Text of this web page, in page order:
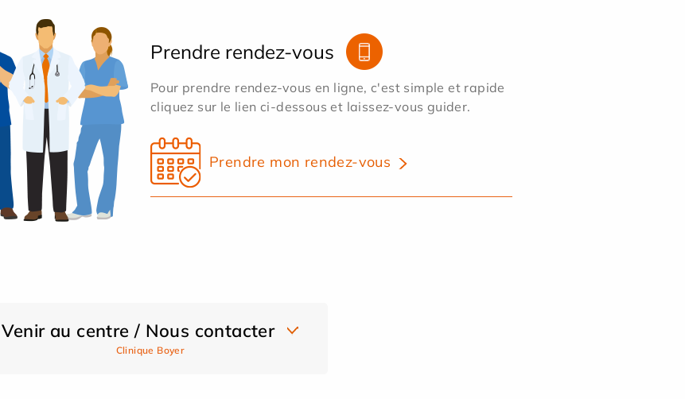
Prendre rendez-vous
Pour prendre rendez-vous en ligne, c'est simple et rapide
cliquez sur le lien ci-dessous et laissez-vous guider.
Prendre mon rendez-vous
Venir au centre / Nous contacter
Clinique Boyer